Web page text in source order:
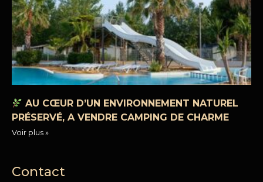
AU CŒUR D’UN ENVIRONNEMENT NATUREL
PRÉSERVÉ, A VENDRE CAMPING DE CHARME
Voir plus »
Contact